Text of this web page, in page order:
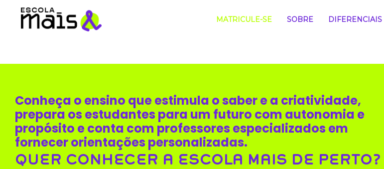
MATRICULE-SE SOBRE DIFERENCIAIS
Conheça o ensino que estimula o saber e a criatividade,
prepara os estudantes para um futuro com autonomia e
propósito e conta com professores especializados em
fornecer orientações personalizadas.
QUER CONHECER A ESCOLA MAIS DE PERTO?